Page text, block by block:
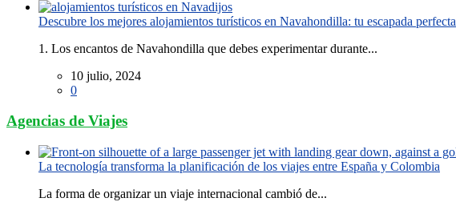
Descubre los mejores alojamientos turísticos en Navahondilla: tu escapada perfecta
1. Los encantos de Navahondilla que debes experimentar durante...
10 julio, 2024
0
Agencias de Viajes
La tecnología transforma la planificación de los viajes entre España y Colombia
La forma de organizar un viaje internacional cambió de...